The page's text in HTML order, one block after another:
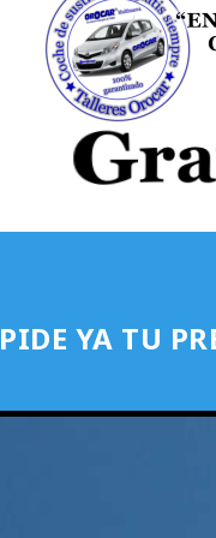
PIDE YA TU